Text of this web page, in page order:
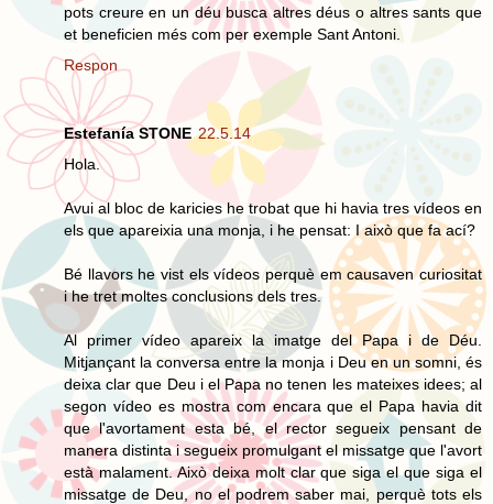
pots creure en un déu busca altres déus o altres sants que
et beneficien més com per exemple Sant Antoni.
Respon
Estefanía STONE 22.5.14
Hola.
Avui al bloc de karicies he trobat que hi havia tres vídeos en
els que apareixia una monja, i he pensat: I això que fa ací?
Bé llavors he vist els vídeos perquè em causaven curiositat
i he tret moltes conclusions dels tres.
Al primer vídeo apareix la imatge del Papa i de Déu.
Mitjançant la conversa entre la monja i Deu en un somni, és
deixa clar que Deu i el Papa no tenen les mateixes idees; al
segon vídeo es mostra com encara que el Papa havia dit
que l'avortament esta bé, el rector segueix pensant de
manera distinta i segueix promulgant el missatge que l'avort
està malament. Això deixa molt clar que siga el que siga el
missatge de Deu, no el podrem saber mai, perquè tots els